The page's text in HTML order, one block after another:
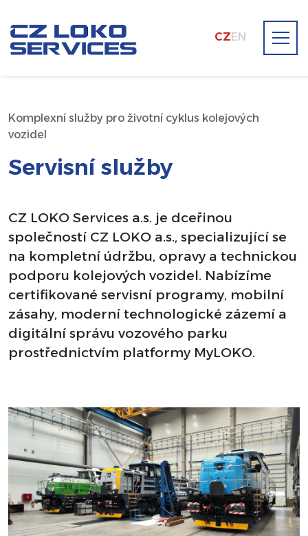
CZEN
Komplexní služby pro životní cyklus kolejových
vozidel
Servisní služby
CZ LOKO Services a.s. je dceřinou
společností CZ LOKO a.s., specializující se
na kompletní údržbu, opravy a technickou
podporu kolejových vozidel. Nabízíme
certifikované servisní programy, mobilní
zásahy, moderní technologické zázemí a
digitální správu vozového parku
prostřednictvím platformy MyLOKO.